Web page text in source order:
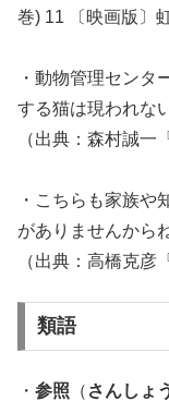
巻) 11 〔映画版〕
・動物管理センタ
する猫は現われな
（出典：森村誠一
・こちらも家族や
がありませんから
（出典：高橋克彦
類語
・ 参照 （ さんしょ